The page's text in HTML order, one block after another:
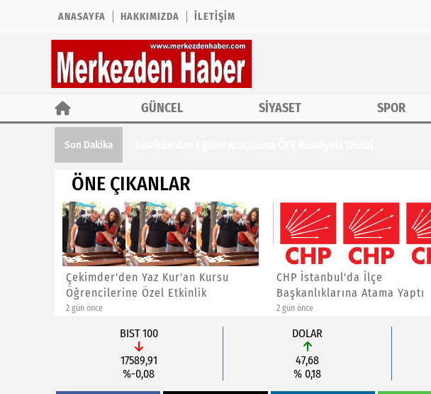
ANASAYFA HAKKIMIZDA İLETIŞIM
GÜNCEL SİYASET SPOR
Son Dakika
ÖNE ÇIKANLAR
Çekimder'den Yaz Kur'an Kursu
Öğrencilerine Özel Etkinlik
2 gün önce
CHP İstanbul'da İlçe
Başkanlıklarına Atama Yaptı
2 gün önce
BIST 100
17589,91
%-0,08
DOLAR
47,68
% 0,18